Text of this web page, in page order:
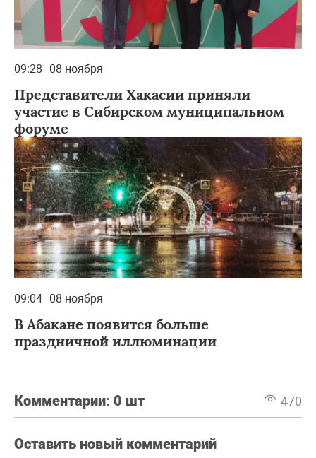
09:28 08 ноября
Представители Хакасии приняли
участие в Сибирском муниципальном
форуме
09:04 08 ноября
В Абакане появится больше
праздничной иллюминации
Комментарии: 0 шт 470
Оставить новый комментарий